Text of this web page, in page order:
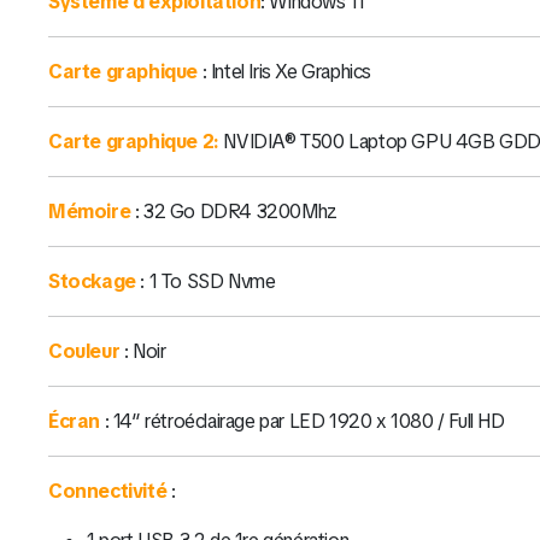
Carte graphique : Intel Iris Xe Graphics
Carte graphique 2: NVIDIA® T500 Laptop GPU 4GB
Mémoire: 32 Go DDR4 3200Mhz
Stockage: 1 To SSD Nvme
Couleur : Noir
Écran : 14″ rétroéclairage par LED 1920 x 1080 / Full HD
Connectivité :